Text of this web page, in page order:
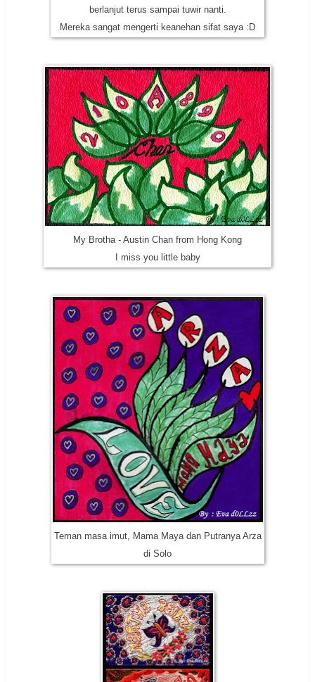
berlanjut terus sampai tuwir nanti.
Mereka sangat mengerti keanehan sifat saya :D
My Brotha - Austin Chan from Hong Kong
I miss you little baby
Teman masa imut,
Mama Maya dan Putranya Arza
di Solo